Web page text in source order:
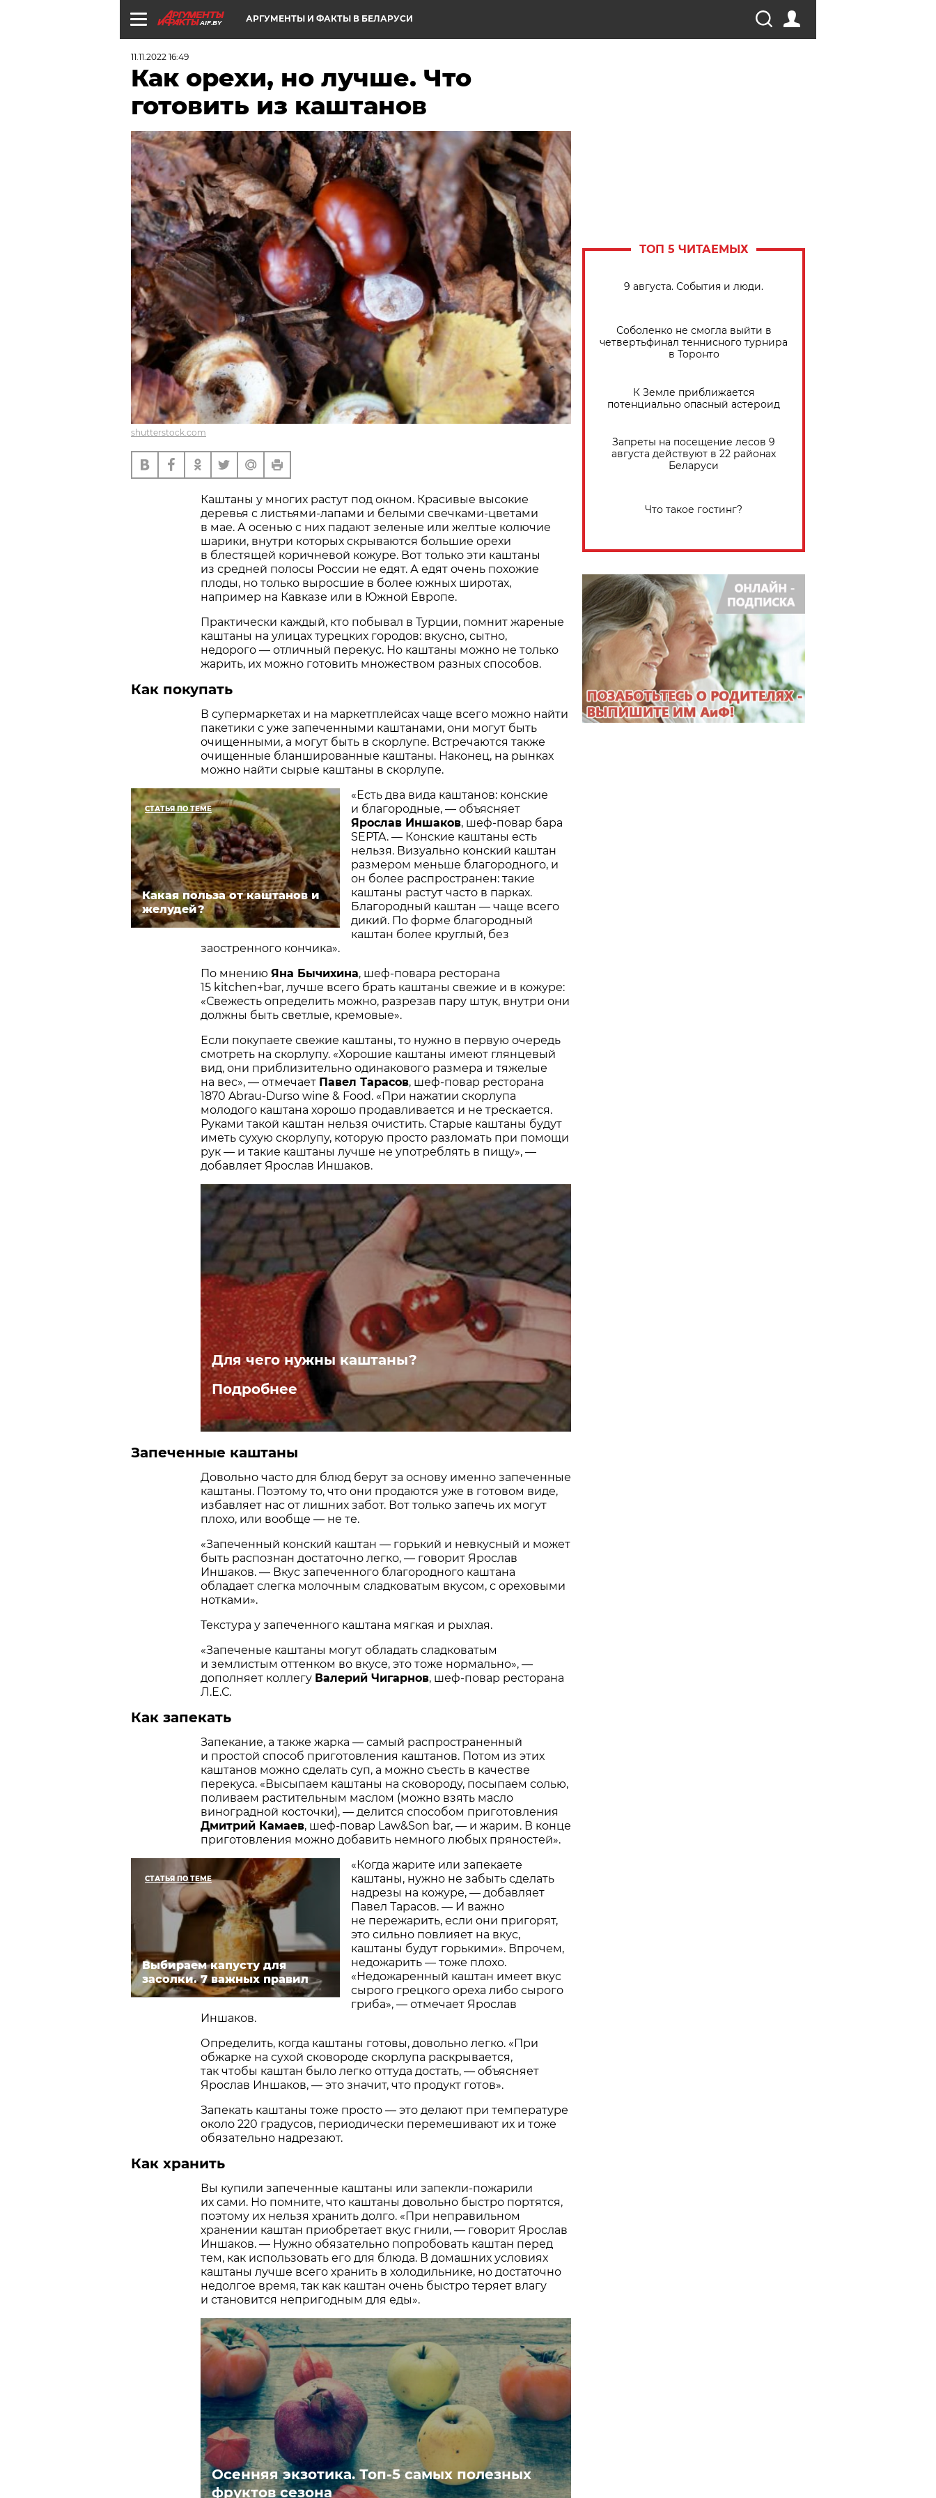
AIF.BY АРГУМЕНТЫ И ФАКТЫ В БЕЛАРУСИ
11.11.2022 16:49
Как орехи, но лучше. Что
готовить из каштанов
shutterstock.com
Каштаны у многих растут под окном. Красивые высокие
деревья с листьями-лапами и белыми свечками-цветами
в мае. А осенью с них падают зеленые или желтые колючие
шарики, внутри которых скрываются большие орехи
в блестящей коричневой кожуре. Вот только эти каштаны
из средней полосы России не едят. А едят очень похожие
плоды, но только выросшие в более южных широтах,
например на Кавказе или в Южной Европе.
Практически каждый, кто побывал в Турции, помнит жареные
каштаны на улицах турецких городов: вкусно, сытно,
недорого — отличный перекус. Но каштаны можно не только
жарить, их можно готовить множеством разных способов.
Как покупать
В супермаркетах и на маркетплейсах чаще всего можно найти
пакетики с уже запеченными каштанами, они могут быть
очищенными, а могут быть в скорлупе. Встречаются также
очищенные бланшированные каштаны. Наконец, на рынках
можно найти сырые каштаны в скорлупе.
СТАТЬЯ ПО ТЕМЕ
Какая польза от каштанов и
желудей?
«Есть два вида каштанов: конские
и благородные, — объясняет
Ярослав Иншаков, шеф-повар бара
SEPTA. — Конские каштаны есть
нельзя. Визуально конский каштан
размером меньше благородного, и
он более распространен: такие
каштаны растут часто в парках.
Благородный каштан — чаще всего
дикий. По форме благородный
каштан более круглый, без
заостренного кончика».
По мнению Яна Бычихина, шеф-повара ресторана
15 kitchen+bar, лучше всего брать каштаны свежие и в кожуре:
«Свежесть определить можно, разрезав пару штук, внутри они
должны быть светлые, кремовые».
Если покупаете свежие каштаны, то нужно в первую очередь
смотреть на скорлупу. «Хорошие каштаны имеют глянцевый
вид, они приблизительно одинакового размера и тяжелые
на вес», — отмечает Павел Тарасов, шеф-повар ресторана
1870 Abrau-Durso wine & Food. «При нажатии скорлупа
молодого каштана хорошо продавливается и не трескается.
Руками такой каштан нельзя очистить. Старые каштаны будут
иметь сухую скорлупу, которую просто разломать при помощи
рук — и такие каштаны лучше не употреблять в пищу», —
добавляет Ярослав Иншаков.
Для чего нужны каштаны?
Подробнее
Запеченные каштаны
Довольно часто для блюд берут за основу именно запеченные
каштаны. Поэтому то, что они продаются уже в готовом виде,
избавляет нас от лишних забот. Вот только запечь их могут
плохо, или вообще — не те.
«Запеченный конский каштан — горький и невкусный и может
быть распознан достаточно легко, — говорит Ярослав
Иншаков. — Вкус запеченного благородного каштана
обладает слегка молочным сладковатым вкусом, с ореховыми
нотками».
Текстура у запеченного каштана мягкая и рыхлая.
«Запеченые каштаны могут обладать сладковатым
и землистым оттенком во вкусе, это тоже нормально», —
дополняет коллегу Валерий Чигарнов, шеф-повар ресторана
Л.Е.С.
Как запекать
Запекание, а также жарка — самый распространенный
и простой способ приготовления каштанов. Потом из этих
каштанов можно сделать суп, а можно съесть в качестве
перекуса. «Высыпаем каштаны на сковороду, посыпаем солью,
поливаем растительным маслом (можно взять масло
виноградной косточки), — делится способом приготовления
Дмитрий Камаев, шеф-повар Law&Son bar, — и жарим. В конце
приготовления можно добавить немного любых пряностей».
СТАТЬЯ ПО ТЕМЕ
Выбираем капусту для
засолки. 7 важных правил
«Когда жарите или запекаете
каштаны, нужно не забыть сделать
надрезы на кожуре, — добавляет
Павел Тарасов. — И важно
не пережарить, если они пригорят,
это сильно повлияет на вкус,
каштаны будут горькими». Впрочем,
недожарить — тоже плохо.
«Недожаренный каштан имеет вкус
сырого грецкого ореха либо сырого
гриба», — отмечает Ярослав
Иншаков.
Определить, когда каштаны готовы, довольно легко. «При
обжарке на сухой сковороде скорлупа раскрывается,
так чтобы каштан было легко оттуда достать, — объясняет
Ярослав Иншаков, — это значит, что продукт готов».
Запекать каштаны тоже просто — это делают при температуре
около 220 градусов, периодически перемешивают их и тоже
обязательно надрезают.
Как хранить
Вы купили запеченные каштаны или запекли-пожарили
их сами. Но помните, что каштаны довольно быстро портятся,
поэтому их нельзя хранить долго. «При неправильном
хранении каштан приобретает вкус гнили, — говорит Ярослав
Иншаков. — Нужно обязательно попробовать каштан перед
тем, как использовать его для блюда. В домашних условиях
каштаны лучше всего хранить в холодильнике, но достаточно
недолгое время, так как каштан очень быстро теряет влагу
и становится непригодным для еды».
Осенняя экзотика. Топ-5 самых полезных
фруктов сезона
ТОП 5 ЧИТАЕМЫХ
9 августа. События и люди.
Соболенко не смогла выйти в
четвертьфинал теннисного турнира
в Торонто
К Земле приближается
потенциально опасный астероид
Запреты на посещение лесов 9
августа действуют в 22 районах
Беларуси
Что такое гостинг?